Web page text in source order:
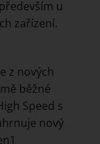
u
zařízení.
z nových
běžné
Speed s
nový